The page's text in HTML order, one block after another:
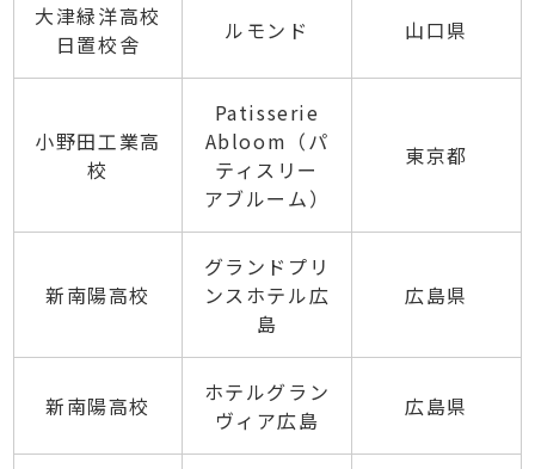
大津緑洋高校
日置校舎
ルモンド 山口県
小野田工業高
校
Patisserie
Abloom（パ
ティスリー
アブルーム）
東京都
新南陽高校
グランドプリ
ンスホテル広
島
広島県
新南陽高校
ホテルグラン
ヴィア広島
広島県